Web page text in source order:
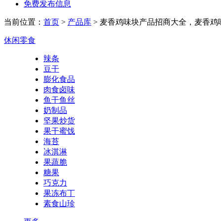
免费发布信息
当前位置： 首页 > 产品库 > 麦香鸡味块产品招商大全，麦香鸡
休闲零食
辣条
豆干
膨化食品
肉食卤味
鱼干鱼丝
奶制品
坚果炒货
果干蜜饯
海苔
冰淇淋
果蔬脆
糖果
巧克力
果冻布丁
素食山珍